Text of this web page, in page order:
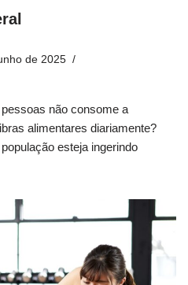
de 2025
não consome a
alimentares diariamente?
esteja ingerindo